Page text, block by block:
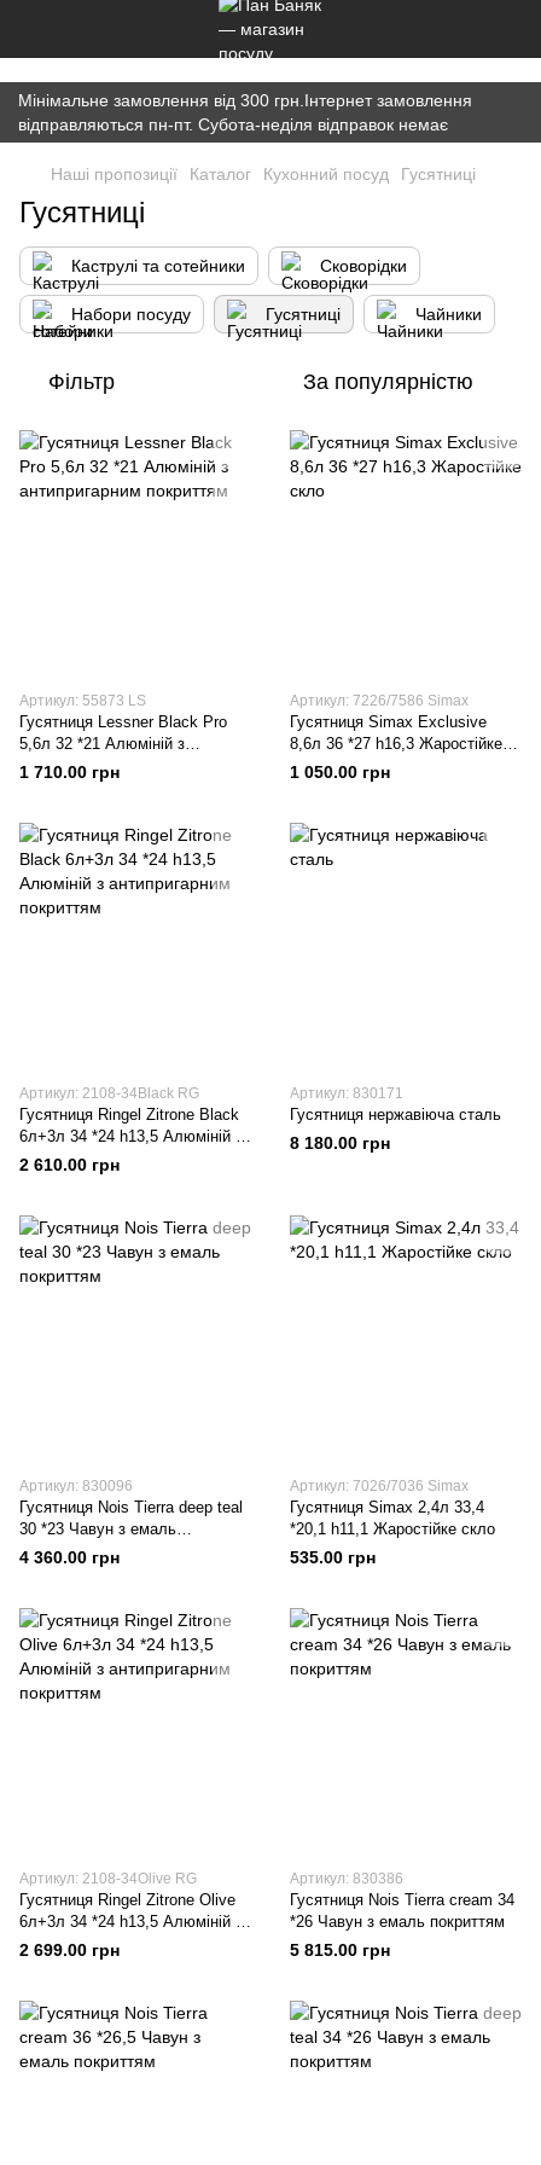
})(window,document,'script','dataLayer','GTM-K7JWBM2W');
Мінімальне замовлення від 300 грн.Інтернет замовлення
відправляються пн-пт. Субота-неділя відправок немає
Наші пропозиції Каталог Кухонний посуд Гусятниці
Гусятниці
Каструлі та сотейники Сковорідки
Набори посуду Гусятниці Чайники
Фільтр За популярністю
Артикул: 55873 LS
Гусятниця Lessner Black Pro
5,6л 32 *21 Алюміній з
антипригарним покриттям
1 710.00 грн
Артикул: 7226/7586 Simax
Гусятниця Simax Exclusive
8,6л 36 *27 h16,3 Жаростійке
скло
1 050.00 грн
Артикул: 2108-34Black RG
Гусятниця Ringel Zitrone Black
6л+3л 34 *24 h13,5 Алюміній з
антипригарним покриттям
2 610.00 грн
Артикул: 830171
Гусятниця нержавіюча сталь
8 180.00 грн
Артикул: 830096
Гусятниця Nois Tierra deep teal
30 *23 Чавун з емаль
покриттям
4 360.00 грн
Артикул: 7026/7036 Simax
Гусятниця Simax 2,4л 33,4
*20,1 h11,1 Жаростійке скло
535.00 грн
Артикул: 2108-34Olive RG
Гусятниця Ringel Zitrone Olive
6л+3л 34 *24 h13,5 Алюміній з
антипригарним покриттям
2 699.00 грн
Артикул: 830386
Гусятниця Nois Tierra cream 34
*26 Чавун з емаль покриттям
5 815.00 грн